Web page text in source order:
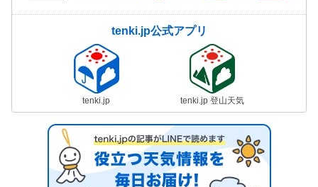
tenki.jp公式アプリ
tenki.jp tenki.jp 登山天気